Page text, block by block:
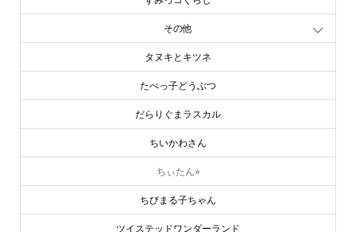
すみっコぐらし
その他
タヌキとキツネ
たべっ子どうぶつ
だらりぐまラスカル
ちいかわさん
ちぃたん⭐︎
ちびまる子ちゃん